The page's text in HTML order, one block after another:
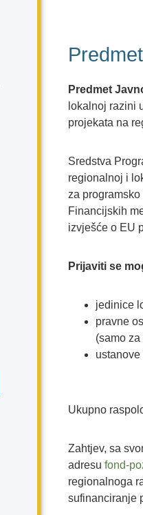
Predmet
lokalnoj razini
projekata na
Sredstva
regionalnoj i
za
Financijskih
izvješće o EU
Prijaviti se
jedinice
pravne
(samo
Ukupno
Zahtjev, sa
adresufond-
regionalnoga
sufinanciranje